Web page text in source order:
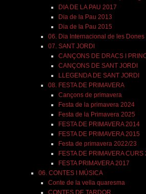
DIA DE LA PAU 2017
Dia de la Pau 2013
Dia de la Pau 2015
06. Dia Internacional de les Dones
07. SANT JORDI
CANÇONS DE DRACS I
CANÇONS DE SANT JORDI
LLEGENDA DE SANT JORDI
08. FESTA DE PRIMAVERA
Cançons de primavera
Festa de la primavera 2024
Festa de la Primavera 2025
FESTA DE PRIMAVERA 2014
FESTA DE PRIMAVERA 2015
Festa de primavera 2022/23
FESTA DE PRIMAVERA CURS
FESTA PRIMAVERA 2017
06. CONTES I MÚSICA
Conte de la vella quaresma